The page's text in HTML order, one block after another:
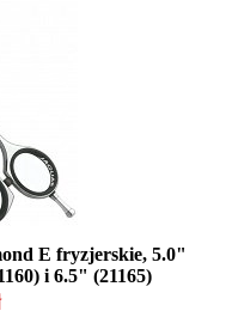
E fryzjerskie, 5.0"
i 6.5" (21165)